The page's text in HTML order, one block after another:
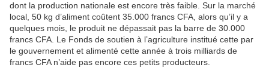
dont la production nationale est encore très faible. Sur la marché
local, 50 kg d’aliment coûtent 35.000 francs CFA, alors qu’il y a
quelques mois, le produit ne dépassait pas la barre de 30.000
francs CFA. Le Fonds de soutien à l’agriculture institué cette par
le gouvernement et alimenté cette année à trois milliards de
francs CFA n’aide pas encore ces petits producteurs.